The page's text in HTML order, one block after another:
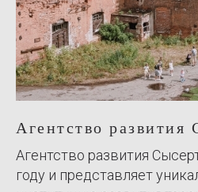
Агентство развития
Агентство развития
году и представляет